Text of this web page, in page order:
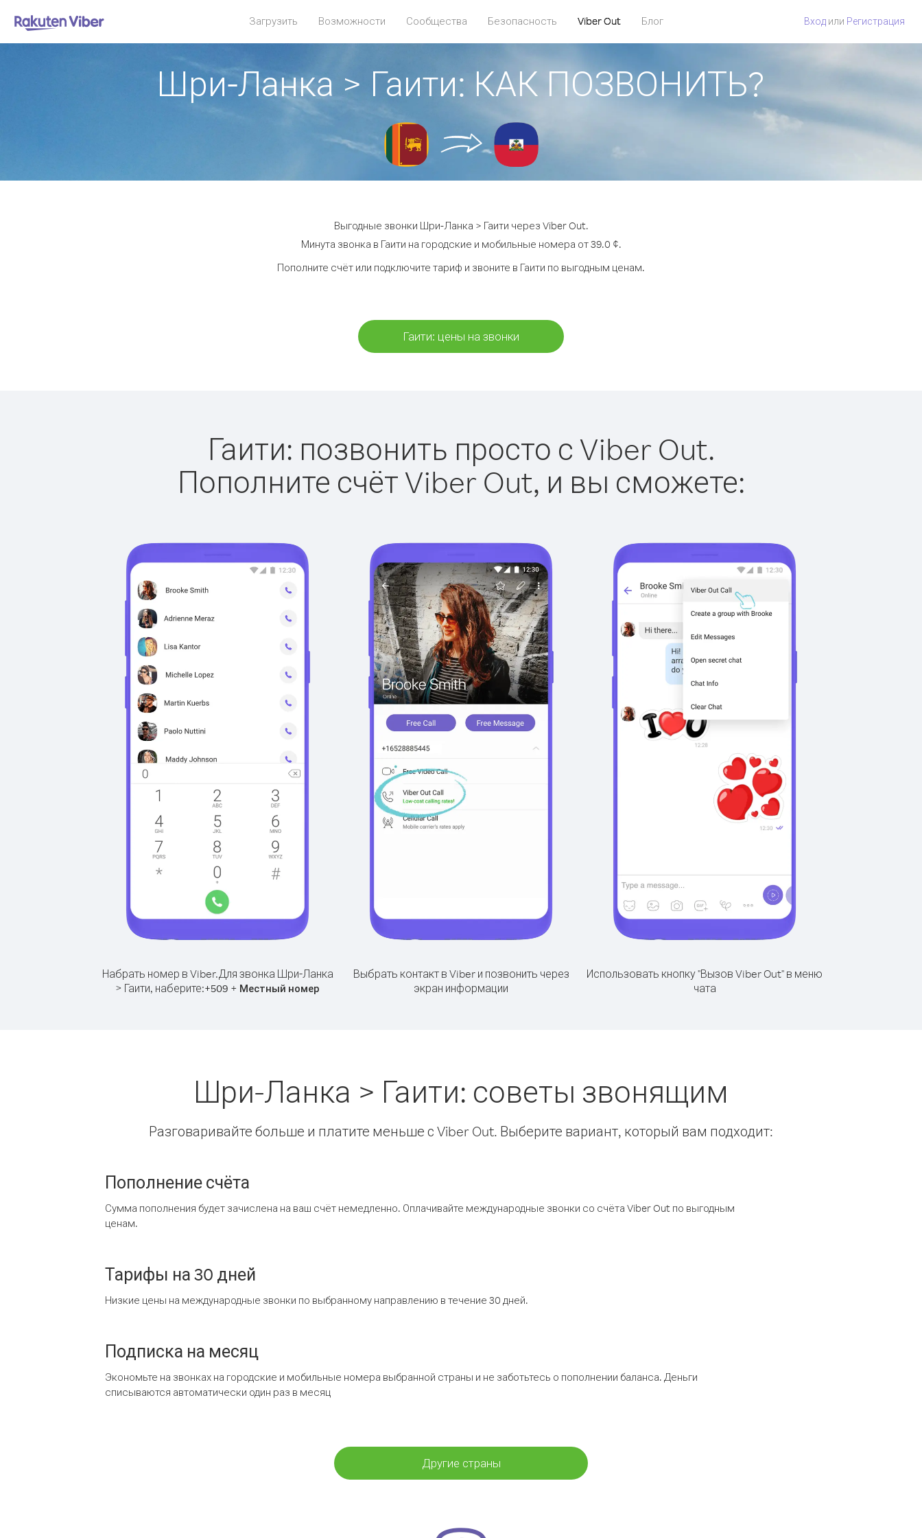
Загрузить Возможности Сообщества Безопасность Viber Out Блог Вход или Регистрация
Шри-Ланка > Гаити: КАК ПОЗВОНИТЬ?
Выгодные звонки Шри-Ланка > Гаити через Viber Out.
Минута звонка в Гаити на городские и мобильные номера от 39.0 ¢.
Пополните счёт или подключите тариф и звоните в Гаити по выгодным ценам.
Гаити: цены на звонки
Гаити: позвонить просто с Viber Out.
Пополните счёт Viber Out, и вы сможете:
Набрать номер в Viber.Для звонка Шри-Ланка
> Гаити, наберите:+509 + Местный номер
Выбрать контакт в Viber и позвонить через
экран информации
Использовать кнопку "Вызов Viber Out" в меню
чата
Шри-Ланка > Гаити: советы звонящим
Разговаривайте больше и платите меньше с Viber Out. Выберите вариант, который вам подходит:
Пополнение счёта
Сумма пополнения будет зачислена на ваш счёт немедленно. Оплачивайте международные звонки со счёта Viber Out по выгодным
ценам.
Тарифы на 30 дней
Низкие цены на международные звонки по выбранному направлению в течение 30 дней.
Подписка на месяц
Экономьте на звонках на городские и мобильные номера выбранной страны и не заботьтесь о пополнении баланса. Деньги
списываются автоматически один раз в месяц
Другие страны